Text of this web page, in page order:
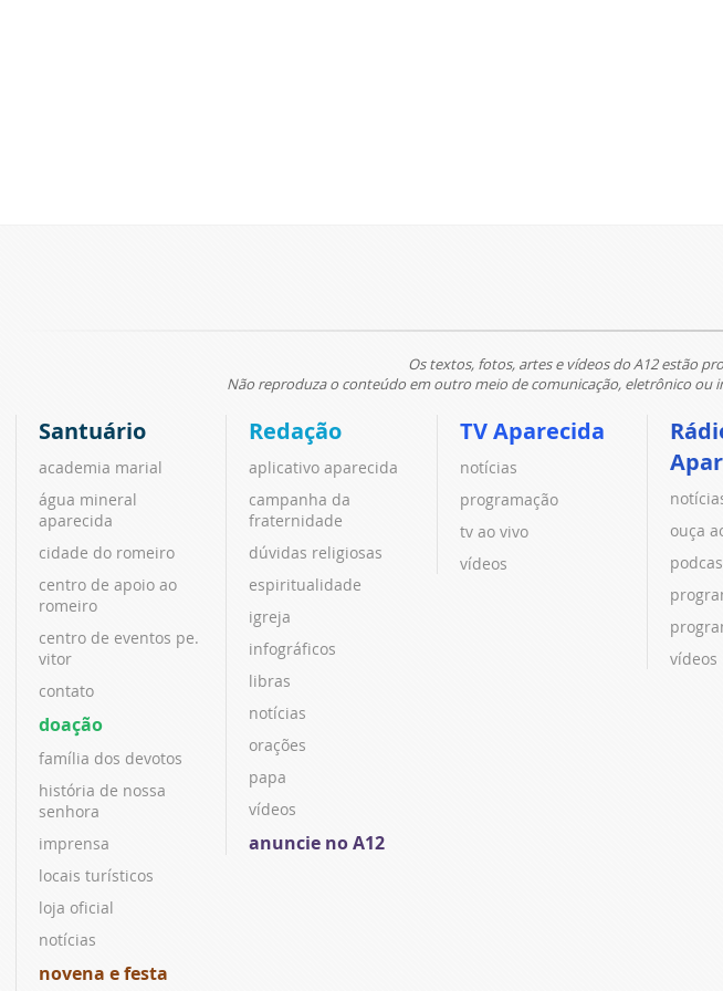
Os textos, fotos, artes e vídeos do A12 estão
Não reproduza o conteúdo em outro meio de comunicação, eletrônico ou
Santuário
academia marial
água mineral
aparecida
cidade do romeiro
centro de apoio ao
romeiro
centro de eventos pe.
vitor
contato
doação
família dos devotos
história de nossa
senhora
imprensa
locais turísticos
loja oficial
notícias
novena e festa
Redação
aplicativo aparecida
campanha da
fraternidade
dúvidas religiosas
espiritualidade
igreja
infográficos
libras
notícias
orações
papa
vídeos
anuncie no A12
TV Aparecida
notícias
programação
tv ao vivo
vídeos
ouça
vídeos